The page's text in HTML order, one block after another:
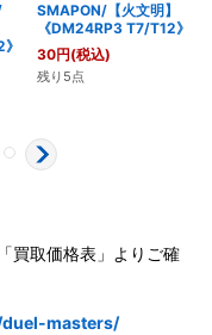
SMAPON/【火文明】
《DM24RP3 T7/T12》
30円(税込)
残り5点
買取価格表」よりご確
masters/